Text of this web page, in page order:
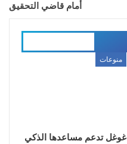
أمام قاضي التحقيق
منوعات
غوغل تدعم مساعدها الذكي